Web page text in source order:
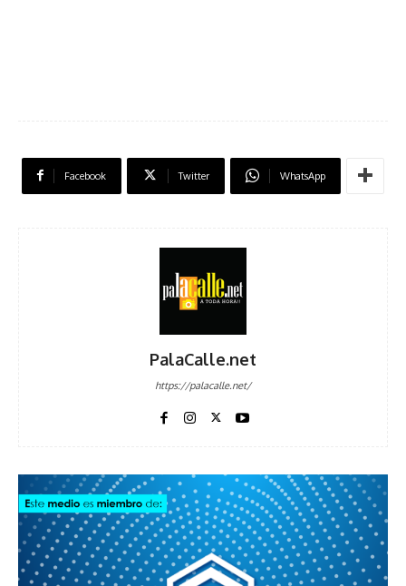
Facebook Twitter WhatsApp
PalaCalle.net
https://palacalle.net/